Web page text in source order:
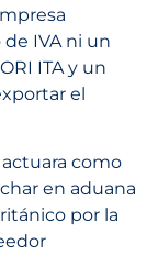
IVA ni un
ITA y un
el
como
en aduana
por la